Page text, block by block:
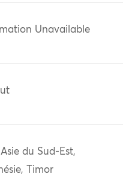
Unavailable
du Sud-Est,
Timor